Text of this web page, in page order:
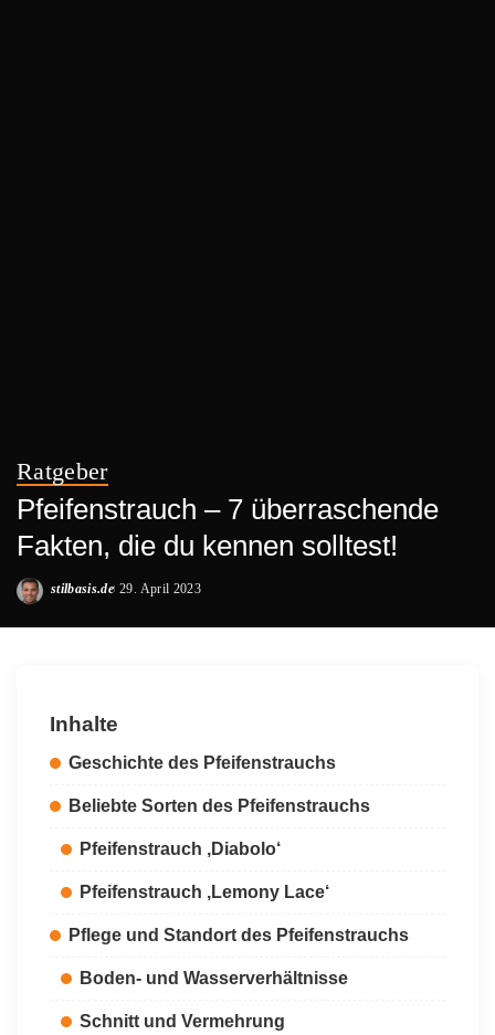
Ratgeber
Pfeifenstrauch – 7 überraschende
Fakten, die du kennen solltest!
Posted
stilbasis.de 29. April 2023
Inhalte
Geschichte des Pfeifenstrauchs
Beliebte Sorten des Pfeifenstrauchs
Pfeifenstrauch ‚Diabolo‘
Pfeifenstrauch ‚Lemony Lace‘
Pflege und Standort des Pfeifenstrauchs
Boden- und Wasserverhältnisse
Schnitt und Vermehrung